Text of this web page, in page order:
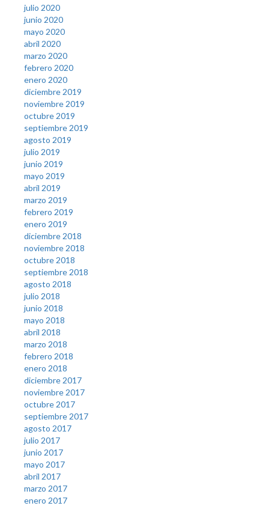
julio 2020
junio 2020
mayo 2020
abril 2020
marzo 2020
febrero 2020
enero 2020
diciembre 2019
noviembre 2019
octubre 2019
septiembre 2019
agosto 2019
julio 2019
junio 2019
mayo 2019
abril 2019
marzo 2019
febrero 2019
enero 2019
diciembre 2018
noviembre 2018
octubre 2018
septiembre 2018
agosto 2018
julio 2018
junio 2018
mayo 2018
abril 2018
marzo 2018
febrero 2018
enero 2018
diciembre 2017
noviembre 2017
octubre 2017
septiembre 2017
agosto 2017
julio 2017
junio 2017
mayo 2017
abril 2017
marzo 2017
enero 2017